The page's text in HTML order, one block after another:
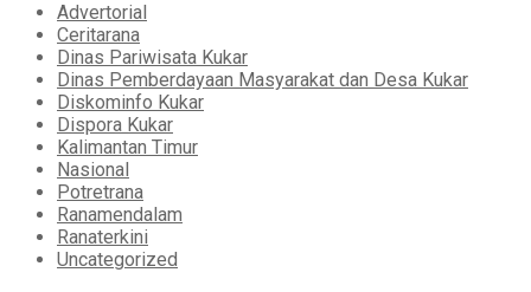
Advertorial
Ceritarana
Dinas Pariwisata Kukar
Dinas Pemberdayaan Masyarakat dan Desa Kukar
Diskominfo Kukar
Dispora Kukar
Kalimantan Timur
Nasional
Potretrana
Ranamendalam
Ranaterkini
Uncategorized